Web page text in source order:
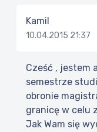
Kamil
10.04.2015 21:37
Cześć , jestem
semestrze
obronie
granicę w celu
Jak Wam się